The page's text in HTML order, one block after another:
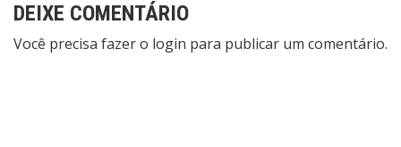
DEIXE COMENTÁRIO
Você precisa fazer o login para publicar um comentário.